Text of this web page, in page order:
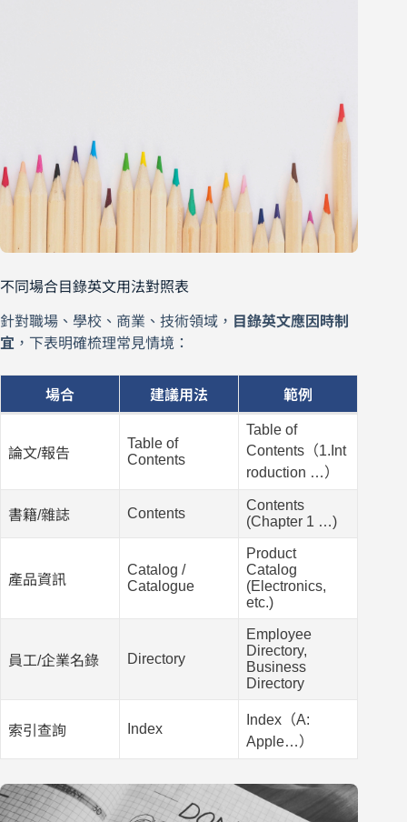
不同場合目錄英文用法對照表
針對職場、學校、商業、技術領域， 目錄英文應因時制
宜 ，下表明確梳理常見情境：
場合 建議用法 範例
論文/報告
Table of
Contents
Table of
Contents（1.Int
roduction …）
書籍/雜誌 Contents
Contents
(Chapter 1 …)
產品資訊
Catalog /
Catalogue
Product
Catalog
(Electronics,
etc.)
員工/企業名錄 Directory
Employee
Directory,
Business
Directory
索引查詢 Index
Index（A:
Apple…）